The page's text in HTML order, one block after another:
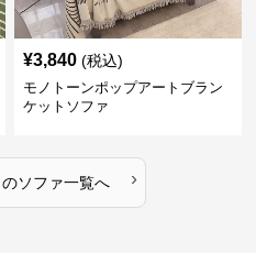
¥3,840 (税込)
モノトーンポップアートブラン
ケットソファ
のソファ一覧へ ›